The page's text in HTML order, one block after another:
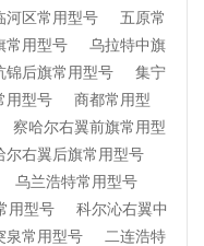
河区常用型号
五原常
常用型号
乌拉特中旗
锦后旗常用型号
集宁
用型号
商都常用型
察哈尔右翼前旗常用型
尔右翼后旗常用型号
乌兰浩特常用型号
用型号
科尔沁右翼中
泉常用型号
二连浩特